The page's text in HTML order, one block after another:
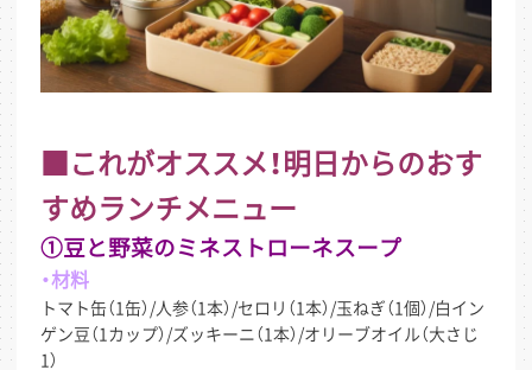
■これがオススメ！明日からのおす
すめランチメニュー
①豆と野菜のミネストローネスープ
・材料
トマト缶（1缶）/人参（1本）/セロリ（1本）/玉ねぎ（1個）/白イン
ゲン豆（1カップ）/ズッキーニ（1本）/オリーブオイル（大さじ
1）